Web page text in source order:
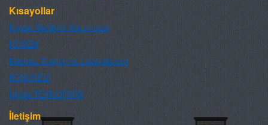
Kısayollar
Kişisel Verilerin Korunması
NÜSEM
Merkezi Araştırma Laboratuvarı
KONUKEVİ
Niğde TEKNOPARK
İletişim